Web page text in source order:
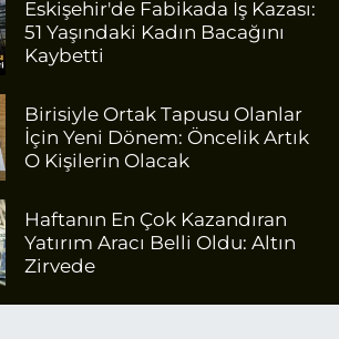
Eskişehir'de Fabikada İş Kazası:
51 Yaşındaki Kadın Bacağını
Kaybetti
Birisiyle Ortak Tapusu Olanlar
İçin Yeni Dönem: Öncelik Artık
O Kişilerin Olacak
Haftanın En Çok Kazandıran
Yatırım Aracı Belli Oldu: Altın
Zirvede